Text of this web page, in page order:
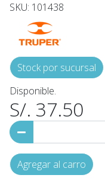
SKU: 101438
Stock por sucursal
Disponible.
S/. 37.50
Agregar al carro